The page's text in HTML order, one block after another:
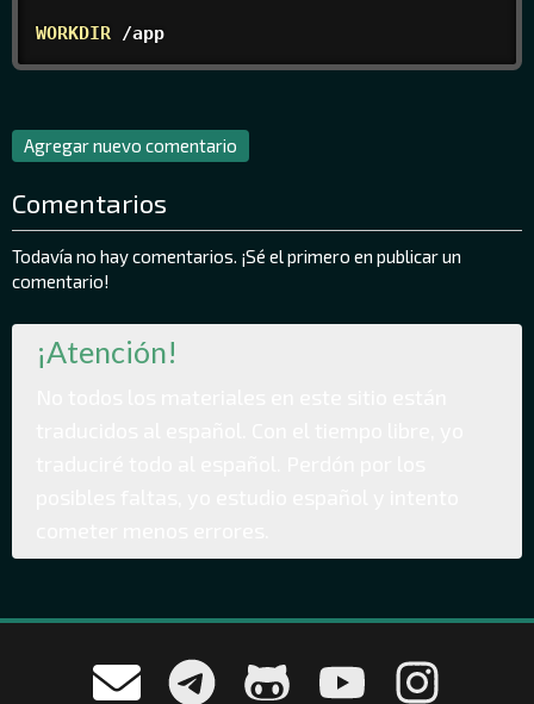
WORKDIR /app
Agregar nuevo comentario
Comentarios
Todavía no hay comentarios. ¡Sé el primero en publicar un
comentario!
¡Atención!